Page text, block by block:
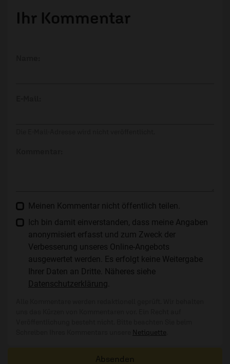
Ihr Kommentar
Meinen Kommentar nicht öffentlich teilen.
Ich bin damit einverstanden, dass meine Angaben
anonymisiert erfasst und zum Zweck der
Verbesserung unseres Online-Angebots
ausgewertet werden. Es erfolgt keine Weitergabe
Ihrer Daten an Dritte. Näheres siehe
Datenschutzerklärung
Netiquette
Absenden